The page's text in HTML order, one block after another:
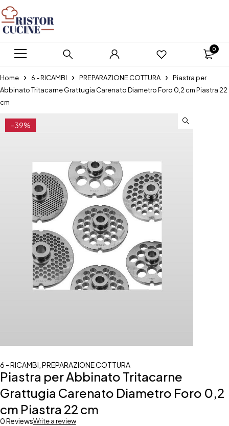
0
Home 6 - RICAMBI PREPARAZIONE COTTURA
Piastra per
Abbinato Tritacarne Grattugia Carenato Diametro Foro 0,2 cm Piastra 22
cm
-39%
6 - RICAMBI PREPARAZIONE COTTURA
Piastra per Abbinato Tritacarne
Grattugia Carenato Diametro Foro 0,2
cm Piastra 22 cm
0 ReviewsWrite a review